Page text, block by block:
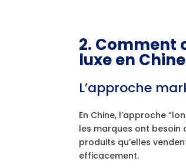
2. Comment
luxe en
L’approche
En Chine, l’approche
les marques ont besoin
produits qu’elles
efficacement.